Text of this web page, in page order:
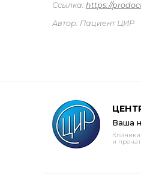
Ссылка: https://
Автор: Пациент ЦИР
Ваша
Клиники
и